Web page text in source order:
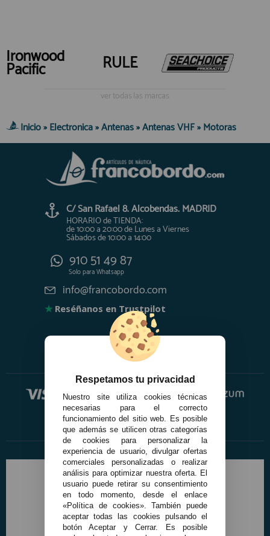
Ironwood
Pacific RULE
ver todas las marcas
Inicio»Electronica»Antenas»Antenas VHF»Motoras
C/ San Rafael 8. Alcobendas. MADRID
HORARIO de TIENDA:
de 10:00 a 20:00 de Lunes a Viernes
Sábados de 10:00 a 14:00
910 51 49 87
Solo paraWhatsapp
info@francobordo.com
★ Reséñanos en Trustpilot
Respetamos tu privacidad
Nuestro site utiliza cookies técnicas
necesarias para el correcto
funcionamiento del sitio web. Es posible
que además se utilicen otras categorías
de cookies para personalizar la
experiencia de usuario, divulgar ofertas
comerciales personalizadas o realizar
análisis para optimizar nuestra oferta. El
usuario puede retirar su consentimiento
en todo momento, desde el enlace
«Política de cookies». También puede
aceptar todas las cookies pulsando el
botón Aceptar y Cerrar. Es posible